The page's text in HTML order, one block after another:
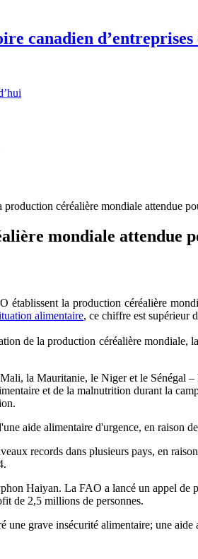
canadien d’entreprises
production céréalière mondiale attendue
mondiale attendue
établissent la production céréalière
alimentaire, ce chiffre est supérieur
de la production céréalière mondiale,
la Mauritanie, le Niger et le Sénégal
et de la malnutrition durant la
aide alimentaire d'urgence, en raison
records dans plusieurs pays, en
Haiyan. La FAO a lancé un appel
de 2,5 millions de personnes.
une grave insécurité alimentaire; une